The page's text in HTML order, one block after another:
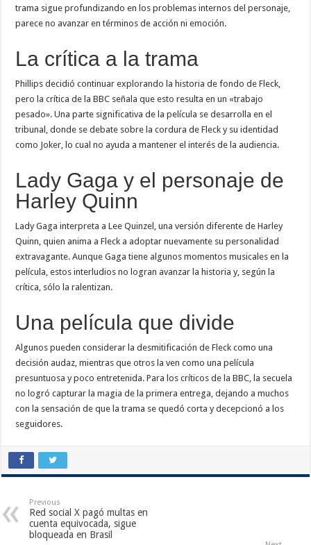
trama sigue profundizando en los problemas internos del personaje,
parece no avanzar en términos de acción ni emoción.
La crítica a la trama
Phillips decidió continuar explorando la historia de fondo de Fleck,
pero la crítica de la BBC señala que esto resulta en un «trabajo
pesado». Una parte significativa de la película se desarrolla en el
tribunal, donde se debate sobre la cordura de Fleck y su identidad
como Joker, lo cual no ayuda a mantener el interés de la audiencia.
Lady Gaga y el personaje de
Harley Quinn
Lady Gaga interpreta a Lee Quinzel, una versión diferente de Harley
Quinn, quien anima a Fleck a adoptar nuevamente su personalidad
extravagante. Aunque Gaga tiene algunos momentos musicales en la
película, estos interludios no logran avanzar la historia y, según la
crítica, sólo la ralentizan.
Una película que divide
Algunos pueden considerar la desmitificación de Fleck como una
decisión audaz, mientras que otros la ven como una película
presuntuosa y poco entretenida. Para los críticos de la BBC, la secuela
no logró capturar la magia de la primera entrega, dejando a muchos
con la sensación de que la trama se quedó corta y decepcionó a los
seguidores.
Previous
Red social X pagó multas en
cuenta equivocada, sigue
bloqueada en Brasil